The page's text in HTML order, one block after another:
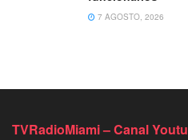
7 AGOSTO, 2026
TVRadioMiami – Canal